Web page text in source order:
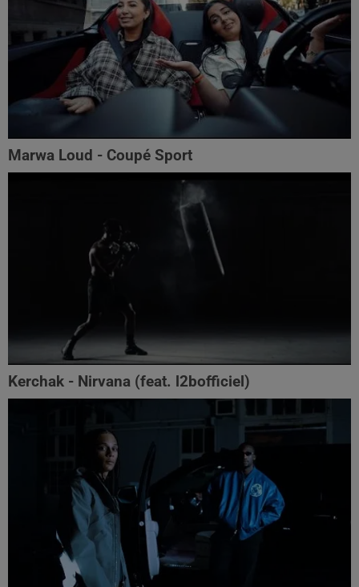
Marwa Loud - Coupé Sport
Kerchak - Nirvana (feat. ‪l2bofficiel‬)